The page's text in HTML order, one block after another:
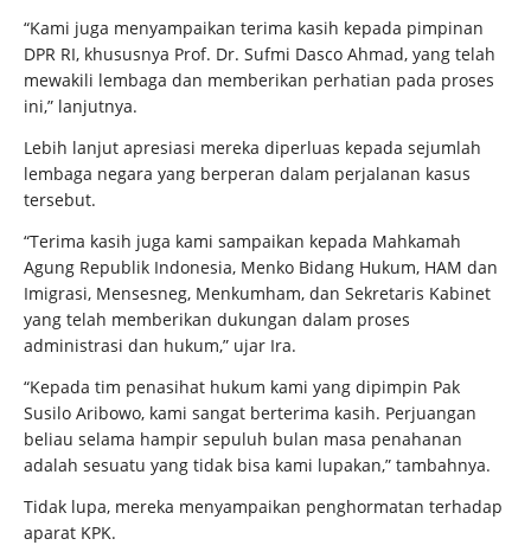
“Kami juga menyampaikan terima kasih kepada pimpinan
DPR RI, khususnya Prof. Dr. Sufmi Dasco Ahmad, yang telah
mewakili lembaga dan memberikan perhatian pada proses
ini,” lanjutnya.
Lebih lanjut apresiasi mereka diperluas kepada sejumlah
lembaga negara yang berperan dalam perjalanan kasus
tersebut.
“Terima kasih juga kami sampaikan kepada Mahkamah
Agung Republik Indonesia, Menko Bidang Hukum, HAM dan
Imigrasi, Mensesneg, Menkumham, dan Sekretaris Kabinet
yang telah memberikan dukungan dalam proses
administrasi dan hukum,” ujar Ira.
“Kepada tim penasihat hukum kami yang dipimpin Pak
Susilo Aribowo, kami sangat berterima kasih. Perjuangan
beliau selama hampir sepuluh bulan masa penahanan
adalah sesuatu yang tidak bisa kami lupakan,” tambahnya.
Tidak lupa, mereka menyampaikan penghormatan terhadap
aparat KPK.